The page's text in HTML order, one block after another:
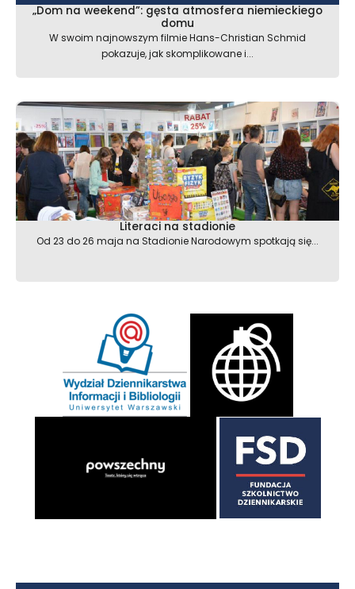
„Dom na weekend”: gęsta atmosfera niemieckiego
domu
W swoim najnowszym filmie Hans-Christian Schmid
pokazuje, jak skomplikowane i...
Literaci na stadionie
Od 23 do 26 maja na Stadionie Narodowym spotkają się...